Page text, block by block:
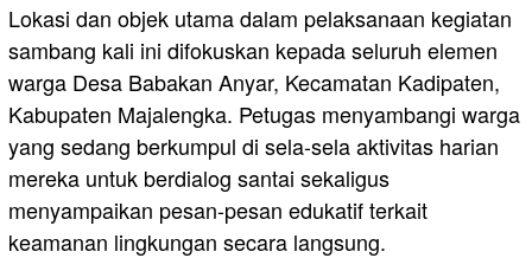
Lokasi dan objek utama dalam pelaksanaan kegiatan
sambang kali ini difokuskan kepada seluruh elemen
warga Desa Babakan Anyar, Kecamatan Kadipaten,
Kabupaten Majalengka. Petugas menyambangi warga
yang sedang berkumpul di sela-sela aktivitas harian
mereka untuk berdialog santai sekaligus
menyampaikan pesan-pesan edukatif terkait
keamanan lingkungan secara langsung.